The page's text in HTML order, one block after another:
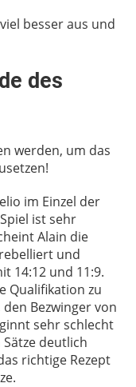
besser aus und
des
werden, um das
im Einzel der
ist sehr
Alain die
und
14:12 und 11:9.
Qualifikation zu
Bezwinger von
sehr schlecht
deutlich
richtige Rezept